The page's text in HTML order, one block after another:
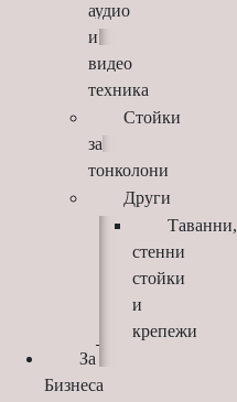
аудио
и
видео
техника
Стойки
за
тонколони
Други
Таванни,
стенни
стойки
и
крепежи
За
Бизнеса